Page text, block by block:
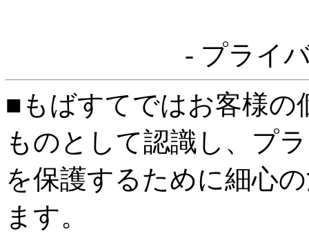
- プライ
■もばすてではお客様の
ものとして認識し、プ
を保護するために細心
ます。